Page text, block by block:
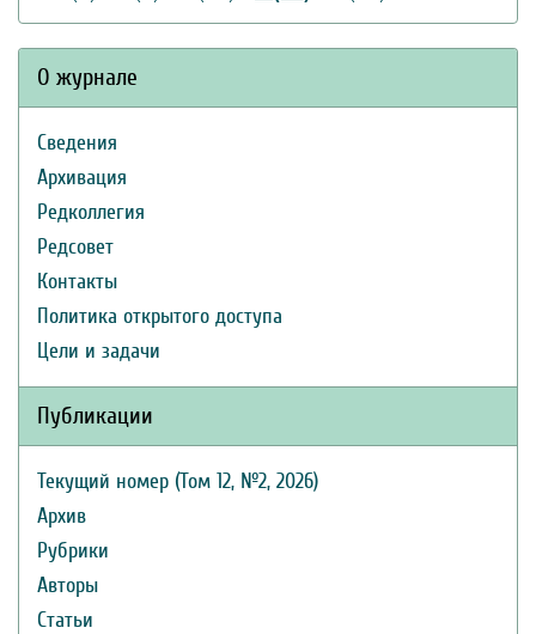
О журнале
Сведения
Архивация
Редколлегия
Редсовет
Контакты
Политика открытого доступа
Цели и задачи
Публикации
Текущий номер (Том 12, №2, 2026)
Архив
Рубрики
Авторы
Статьи